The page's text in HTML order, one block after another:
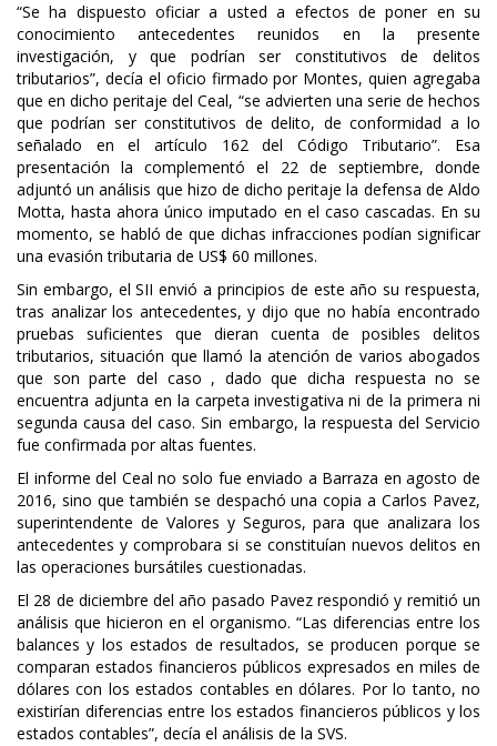
“Se ha dispuesto oficiar a usted a efectos de poner en su
conocimiento antecedentes reunidos en la presente
investigación, y que podrían ser constitutivos de delitos
tributarios”, decía el oficio firmado por Montes, quien agregaba
que en dicho peritaje del Ceal, “se advierten una serie de hechos
que podrían ser constitutivos de delito, de conformidad a lo
señalado en el artículo 162 del Código Tributario”. Esa
presentación la complementó el 22 de septiembre, donde
adjuntó un análisis que hizo de dicho peritaje la defensa de Aldo
Motta, hasta ahora único imputado en el caso cascadas. En su
momento, se habló de que dichas infracciones podían significar
una evasión tributaria de US$ 60 millones.
Sin embargo, el SII envió a principios de este año su respuesta,
tras analizar los antecedentes, y dijo que no había encontrado
pruebas suficientes que dieran cuenta de posibles delitos
tributarios, situación que llamó la atención de varios abogados
que son parte del caso , dado que dicha respuesta no se
encuentra adjunta en la carpeta investigativa ni de la primera ni
segunda causa del caso. Sin embargo, la respuesta del Servicio
fue confirmada por altas fuentes.
El informe del Ceal no solo fue enviado a Barraza en agosto de
2016, sino que también se despachó una copia a Carlos Pavez,
superintendente de Valores y Seguros, para que analizara los
antecedentes y comprobara si se constituían nuevos delitos en
las operaciones bursátiles cuestionadas.
El 28 de diciembre del año pasado Pavez respondió y remitió un
análisis que hicieron en el organismo. “Las diferencias entre los
balances y los estados de resultados, se producen porque se
comparan estados financieros públicos expresados en miles de
dólares con los estados contables en dólares. Por lo tanto, no
existirían diferencias entre los estados financieros públicos y los
estados contables”, decía el análisis de la SVS.